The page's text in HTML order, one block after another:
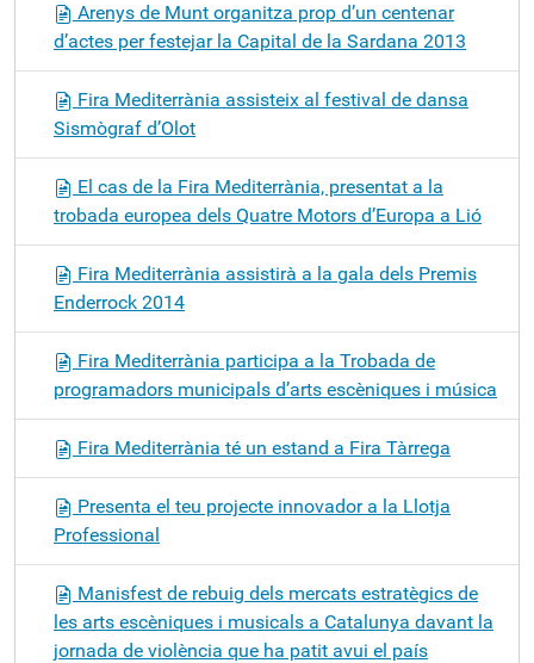
Arenys de Munt organitza prop d’un centenar
d’actes per festejar la Capital de la Sardana 2013
Fira Mediterrània assisteix al festival de dansa
Sismògraf d’Olot
El cas de la Fira Mediterrània, presentat a la
trobada europea dels Quatre Motors d’Europa a Lió
Fira Mediterrània assistirà a la gala dels Premis
Enderrock 2014
Fira Mediterrània participa a la Trobada de
programadors municipals d’arts escèniques i música
Fira Mediterrània té un estand a Fira Tàrrega
Presenta el teu projecte innovador a la Llotja
Professional
Manisfest de rebuig dels mercats estratègics de
les arts escèniques i musicals a Catalunya davant la
jornada de violència que ha patit avui el país